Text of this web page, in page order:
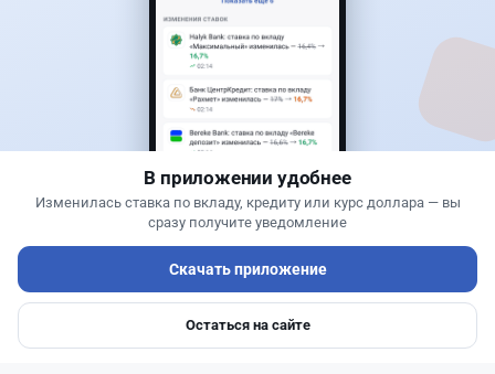
7 августа 2026 г., 14:32
Сервисы ВТБ не будут работать почти пять
Ипотеки Авто
В приложении удобнее
Изменилась ставка по вкладу, кредиту или курс доллара — вы
сразу получите уведомление
Скачать приложение
Остаться на сайте